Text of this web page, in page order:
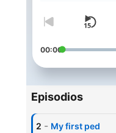
00:00
Episodios
2 - My first ped